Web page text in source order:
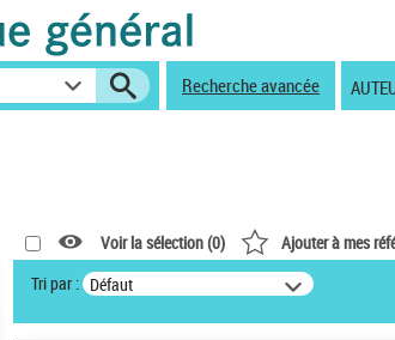
Recherche avancée
Voir la sélection (0) Ajouter à mes
Tri par : Défaut